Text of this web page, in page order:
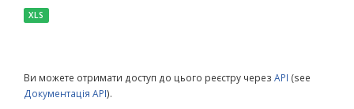
XLS
Ви можете отримати доступ до цього реєстру через API (see
Документація API).